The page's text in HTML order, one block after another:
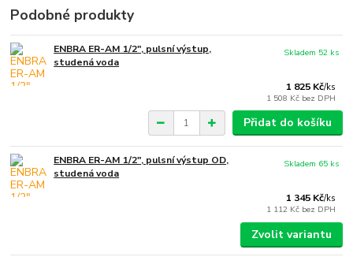
Podobné produkty
ENBRA ER-AM 1/2", pulsní výstup,
studená voda
1 825 Kč/ks
1 508 Kč bez DPH
Skladem 52 ks
Přidat do košíku
ENBRA ER-AM 1/2", pulsní výstup OD,
studená voda
1 345 Kč/ks
1 112 Kč bez DPH
Skladem 65 ks
Zvolit variantu